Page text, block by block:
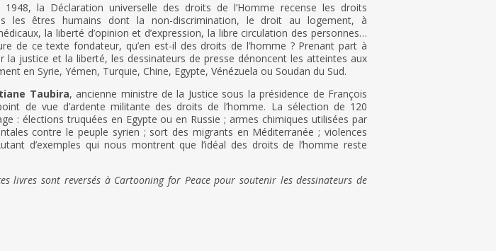
la Déclaration universelle des droits de l’Homme recense les droits
les êtres humains dont la non-discrimination, le droit au logement, à
la liberté d’opinion et d’expression, la libre circulation des personnes…
de ce texte fondateur, qu’en est-il des droits de l’homme ? Prenant part à
la justice et la liberté, les dessinateurs de presse dénoncent les atteintes aux
en Syrie, Yémen, Turquie, Chine, Egypte, Vénézuela ou Soudan du Sud.
Taubira, ancienne ministre de la Justice sous la présidence de François
de vue d’ardente militante des droits de l’homme. La sélection de 120
: élections truquées en Egypte ou en Russie ; armes chimiques utilisées par
contre le peuple syrien ; sort des migrants en Méditerranée ; violences
d’exemples qui nous montrent que l’idéal des droits de l’homme reste
livres sont reversés à Cartooning for Peace pour soutenir les dessinateurs de